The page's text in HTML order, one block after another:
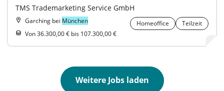
TMS Trademarketing Service GmbH
Garching bei München Homeoffice
Teilzeit
Von 36.300,00 € bis 107.300,00 €
Weitere Jobs laden